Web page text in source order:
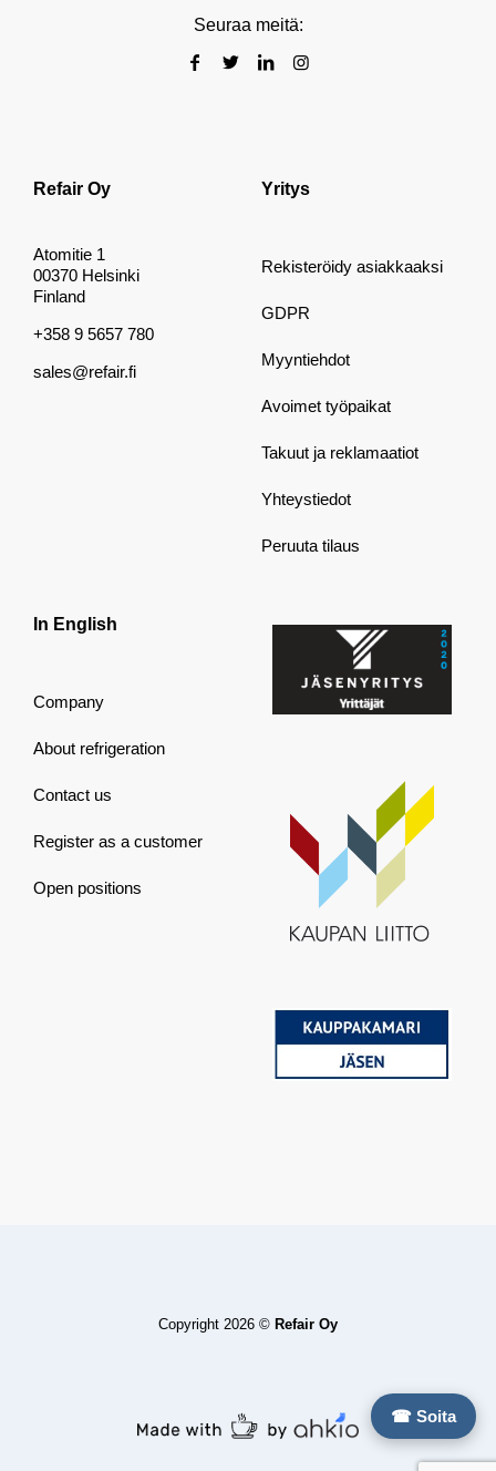
Seuraa meitä:
Refair Oy
Atomitie 1
00370 Helsinki
Finland
+358 9 5657 780
sales@refair.fi
Yritys
Rekisteröidy asiakkaaksi
GDPR
Myyntiehdot
Avoimet työpaikat
Takuut ja reklamaatiot
Yhteystiedot
Peruuta tilaus
In English
Company
About refrigeration
Contact us
Register as a customer
Open positions
☎ Soita
Copyright 2026 © Refair Oy